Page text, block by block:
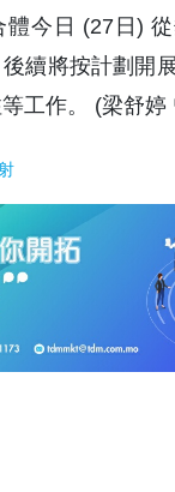
體今日 (27日)
續將按計劃開
工作。 (梁舒婷